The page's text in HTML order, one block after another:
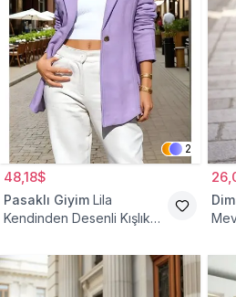
2
48,18$
Pasaklı Giyim Lila
Kendinden Desenli Kışlık
Tesettür Ceket